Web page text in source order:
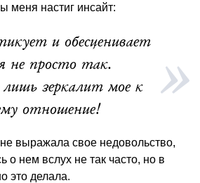
меня настиг инсайт:
и обесценивает
не просто так.
лишь зеркалит мое к
отношение!
выражала свое недовольство,
о нем вслух не так часто, но в
это делала.